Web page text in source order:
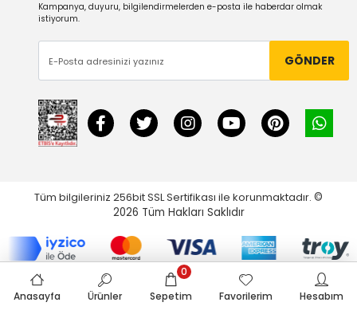
Kampanya, duyuru, bilgilendirmelerden e-posta ile haberdar olmak
istiyorum.
GÖNDER
Tüm bilgileriniz 256bit SSL Sertifikası ile korunmaktadır. ©
2026 Tüm Hakları Saklıdır
Anasayfa Ürünler Sepetim
0
Favorilerim
Hesabım